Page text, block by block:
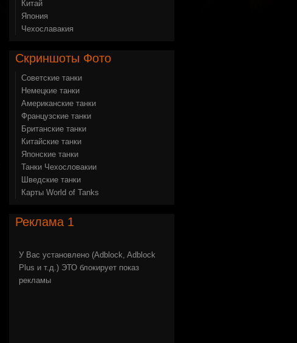
Китай
Япония
Чехославакия
Скриншоты Фото
Советские танки
Немецкие танки
Американские танки
Французские танки
Британские танки
Китайские танки
Японские танки
Танки Чехословакии
Шведские танки
Карты World of Tanks
Реклама 1
У Вас установлено (Adblock, Adblock
Plus и т.д.) ЭТО блокирует показ
рекламы